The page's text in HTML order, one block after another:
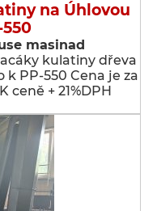
na Úhlovou
masinad
kulatiny dřeva
k PP-550 Cena je za
ceně + 21%DPH